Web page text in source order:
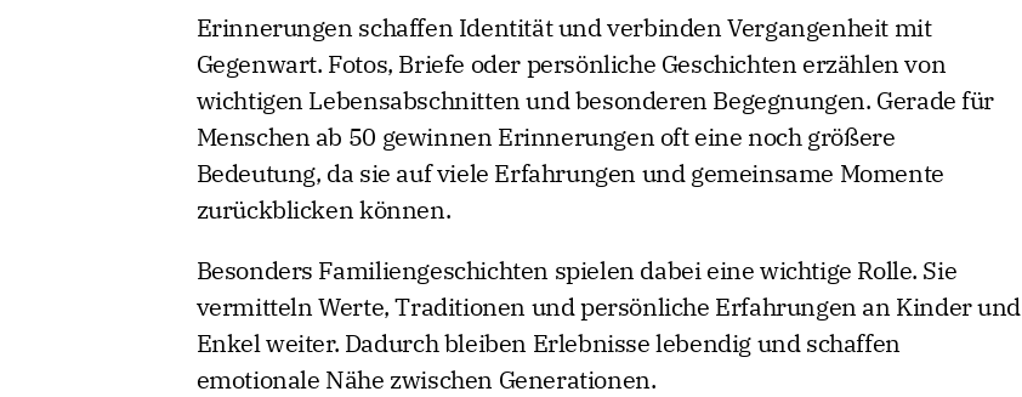
Erinnerungen schaffen Identität und verbinden Vergangenheit mit
Gegenwart. Fotos, Briefe oder persönliche Geschichten erzählen von
wichtigen Lebensabschnitten und besonderen Begegnungen. Gerade für
Menschen ab 50 gewinnen Erinnerungen oft eine noch größere
Bedeutung, da sie auf viele Erfahrungen und gemeinsame Momente
zurückblicken können.
Besonders Familiengeschichten spielen dabei eine wichtige Rolle. Sie
vermitteln Werte, Traditionen und persönliche Erfahrungen an Kinder und
Enkel weiter. Dadurch bleiben Erlebnisse lebendig und schaffen
emotionale Nähe zwischen Generationen.